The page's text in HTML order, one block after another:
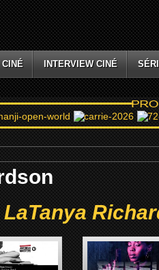
INTERVIEW CINÉ
LaTanya